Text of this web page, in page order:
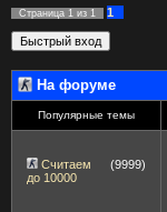
Страница 1 из 1
1
На форуме
Популярные темы
Считаем
до 10000
(9999)